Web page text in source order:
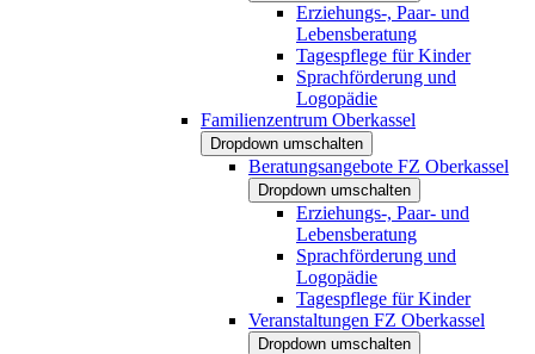
Erziehungs-, Paar- und
Lebensberatung
Tagespflege für Kinder
Sprachförderung und
Logopädie
Familienzentrum Oberkassel
Dropdown umschalten
Beratungsangebote FZ Oberkassel
Dropdown umschalten
Erziehungs-, Paar- und
Lebensberatung
Sprachförderung und
Logopädie
Tagespflege für Kinder
Veranstaltungen FZ Oberkassel
Dropdown umschalten